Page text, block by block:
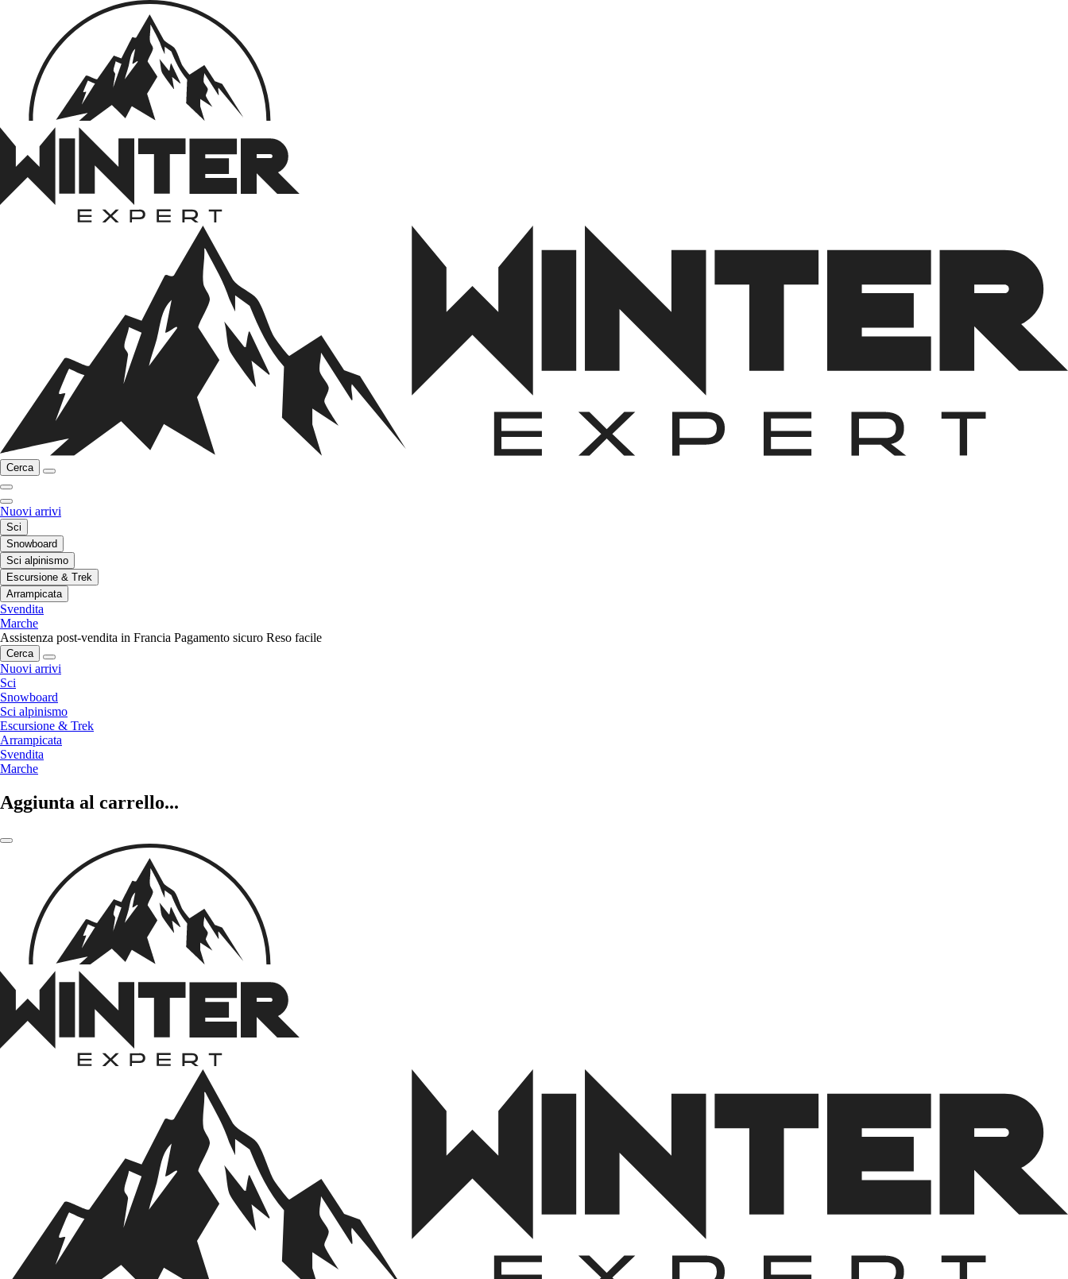
Cerca
Nuovi arrivi
Sci
Snowboard
Sci alpinismo
Escursione & Trek
Arrampicata
Svendita
Marche
Assistenza post-vendita in Francia Pagamento sicuro Reso facile
Cerca
Nuovi arrivi
Sci
Snowboard
Sci alpinismo
Escursione & Trek
Arrampicata
Svendita
Marche
Aggiunta al carrello...